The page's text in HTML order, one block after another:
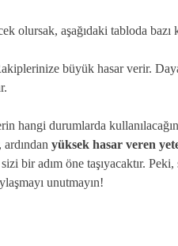
olursak, aşağıdaki tabloda
büyük hasar verir.
hangi durumlarda
yüksek hasar veren
bir adım öne taşıyacaktır.
unutmayın!